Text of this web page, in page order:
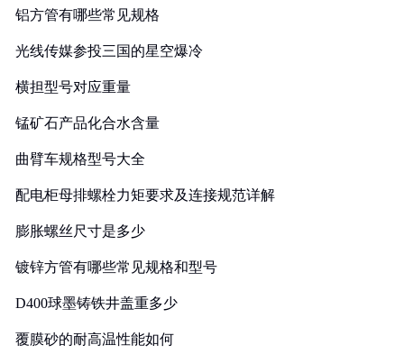
铝方管有哪些常见规格
光线传媒参投三国的星空爆冷
横担型号对应重量
锰矿石产品化合水含量
曲臂车规格型号大全
配电柜母排螺栓力矩要求及连接规范详解
膨胀螺丝尺寸是多少
镀锌方管有哪些常见规格和型号
D400球墨铸铁井盖重多少
覆膜砂的耐高温性能如何